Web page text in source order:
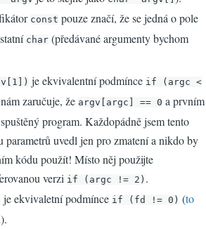
const pouze značí, že se jedná o pole
char (předávané argumenty bychom
je ekvivalentní podmínce if (argc <
zaručuje, že argv[argc] == 0 a prvním
program. Každopádně jsem tento
parametrů uvedl jen pro zmatení a nikdo by
kódu použít! Místo něj použijte
verzi if (argc != 2) .
je ekvivaletní podmínce if (fd != 0) (to
).